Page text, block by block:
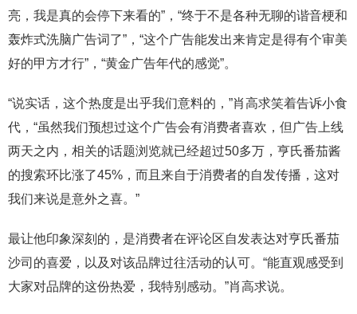
亮，我是真的会停下来看的”，“终于不是各种无聊的谐音梗和
轰炸式洗脑广告词了”，“这个广告能发出来肯定是得有个审美
好的甲方才行”，“黄金广告年代的感觉”。
“说实话，这个热度是出乎我们意料的，”肖高求笑着告诉小食
代，“虽然我们预想过这个广告会有消费者喜欢，但广告上线
两天之内，相关的话题浏览就已经超过50多万，亨氏番茄酱
的搜索环比涨了45%，而且来自于消费者的自发传播，这对
我们来说是意外之喜。”
最让他印象深刻的，是消费者在评论区自发表达对亨氏番茄
沙司的喜爱，以及对该品牌过往活动的认可。“能直观感受到
大家对品牌的这份热爱，我特别感动。”肖高求说。